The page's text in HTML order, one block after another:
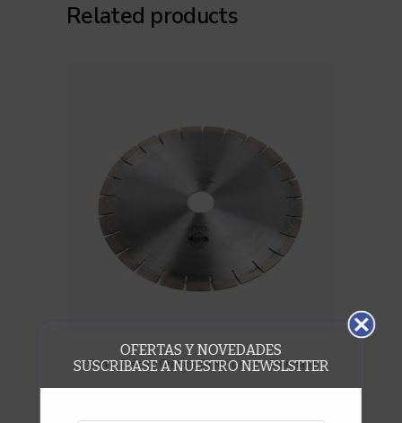
Related products
Corte,Discos Granito Silenciosos y Standard
OFERTAS Y NOVEDADES
SUSCRIBASE A NUESTRO NEWSLSTTER